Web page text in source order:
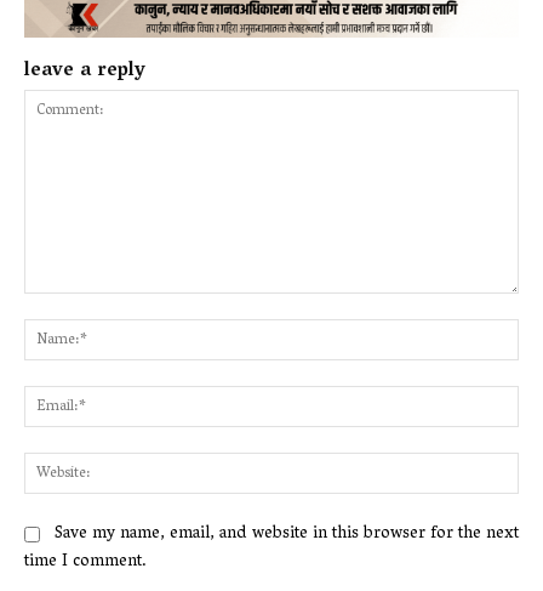
leave a reply
Save my name, email, and website in this browser for the next
time I comment.